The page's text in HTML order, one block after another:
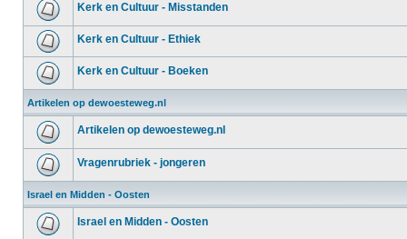
Kerk en Cultuur - Misstanden
Kerk en Cultuur - Ethiek
Kerk en Cultuur - Boeken
Artikelen op dewoesteweg.nl
Artikelen op dewoesteweg.nl
Vragenrubriek - jongeren
Israel en Midden - Oosten
Israel en Midden - Oosten